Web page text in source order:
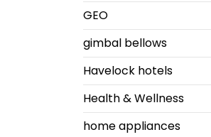
GEO
gimbal bellows
Havelock hotels
Health & Wellness
home appliances